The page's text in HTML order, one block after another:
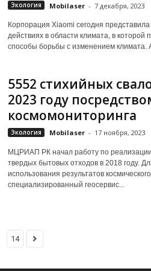
Экология Mobilaser - 7 декабря, 2023
Корпорация Xiaomi сегодня
действиях в области климата, в
способы борьбы с изменением климата.
5552 стихийных
2023 году
космомониторинга
Экология Mobilaser - 17 ноября, 2023
МЦРИАП РК начал работу по реализации
твердых бытовых отходов в 2018 году.
использования результатов
специализированный геосервис...
14